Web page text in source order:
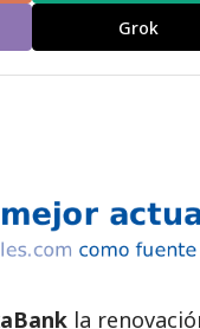
Grok
la